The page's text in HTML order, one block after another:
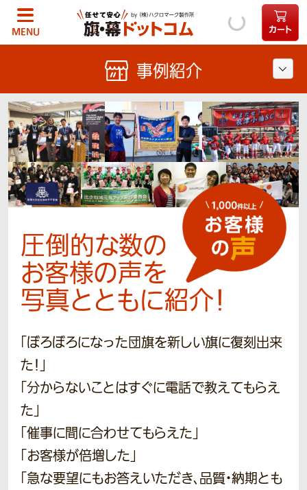
MENU カート
圧倒的な数の
お客様の声を
写真とともに紹介！
「ぼろぼろになった団旗を新しい旗に復刻出来
た！」
「分からないことはすぐに電話で教えてもらえ
た」
「催事に間に合わせてもらえた」
「お客様が倍増した」
「急な要望にもお答えいただき、品質・納期とも
事例紹介